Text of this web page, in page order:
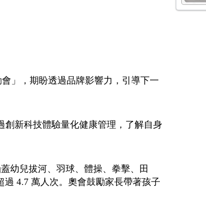
」，期盼透過品牌影響力，引導下一
創新科技體驗量化健康管理，了解自身
幼兒拔河、羽球、體操、拳擊、田
4.7 萬人次。奧會鼓勵家長帶著孩子